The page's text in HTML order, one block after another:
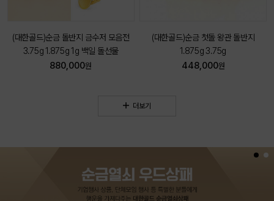
(대한골드)순금 돌반지 금수저 모음전
3.75g 1.875g 1g 백일 돌선물
880,000원
(대한골드)순금 첫돌 왕관 돌반지
1.875g 3.75g
448,000원
더보기